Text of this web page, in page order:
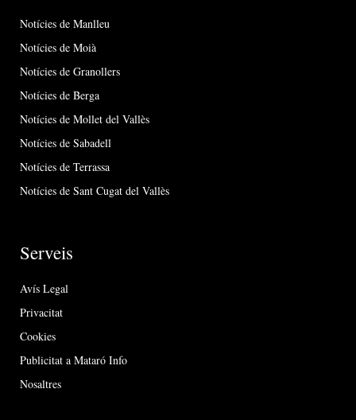
Notícies de Manlleu
Notícies de Moià
Notícies de Granollers
Notícies de Berga
Notícies de Mollet del Vallès
Notícies de Sabadell
Notícies de Terrassa
Notícies de Sant Cugat del Vallès
Serveis
Avís Legal
Privacitat
Cookies
Publicitat a Mataró Info
Nosaltres